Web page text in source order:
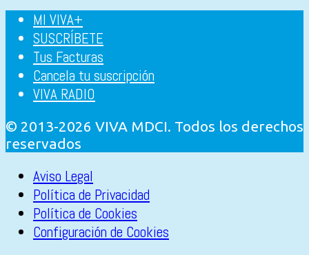
MI VIVA+
SUSCRÍBETE
Tus Facturas
Cancela tu suscripción
VIVA RADIO
© 2013-2026 VIVA MDCI. Todos los derechos
reservados
Aviso Legal
Política de Privacidad
Política de Cookies
Configuración de Cookies